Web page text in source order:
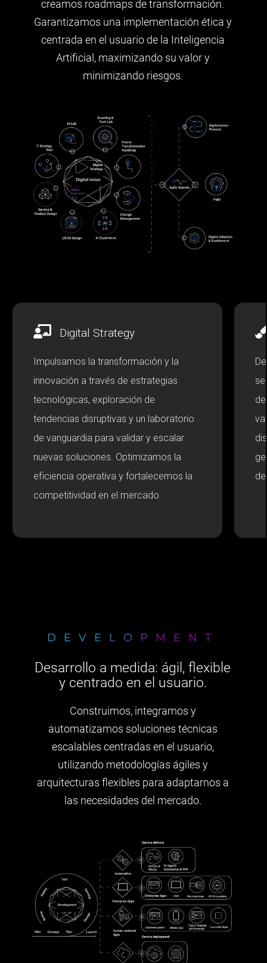
creamos roadmaps de transformación.
Garantizamos una implementación ética y
centrada en el usuario de la Inteligencia
Artificial, maximizando su valor y
minimizando riesgos.
Digital Strategy
Impulsamos la transformación y la
innovación a través de estrategias
tecnológicas, exploración de
tendencias disruptivas y un laboratorio
de vanguardia para validar y escalar
nuevas soluciones. Optimizamos la
eficiencia operativa y fortalecemos la
competitividad en el mercado.
DEVELOPMENT
Desarrollo a medida: ágil, flexible
y centrado en el usuario.
Construimos, integramos y
automatizamos soluciones técnicas
escalables centradas en el usuario,
utilizando metodologías ágiles y
arquitecturas flexibles para adaptarnos a
las necesidades del mercado.